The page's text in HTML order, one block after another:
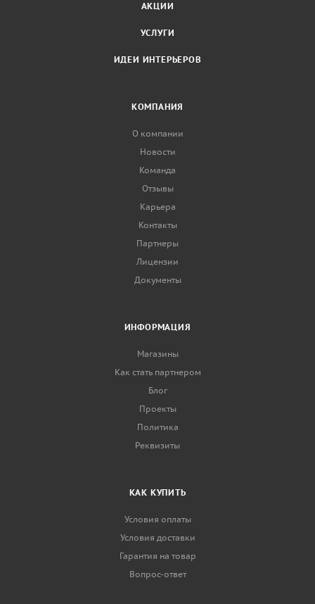
АКЦИИ
УСЛУГИ
ИДЕИ ИНТЕРЬЕРОВ
КОМПАНИЯ
О компании
Новости
Команда
Отзывы
Карьера
Контакты
Партнеры
Лицензии
Документы
ИНФОРМАЦИЯ
Магазины
Как стать партнером
Блог
Проекты
Политика
Реквизиты
КАК КУПИТЬ
Условия оплаты
Условия доставки
Гарантия на товар
Вопрос-ответ